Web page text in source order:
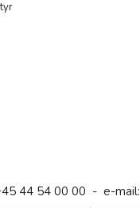
44 54 00 00 - e-mail: